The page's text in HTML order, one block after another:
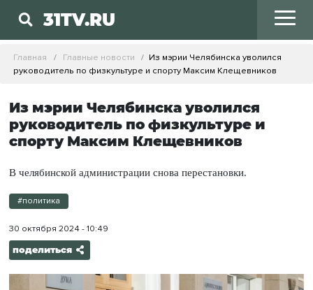
31TV.RU
Главная Главные новости
Из мэрии Челябинска уволился
руководитель по физкультуре и спорту Максим Клещевников
Из мэрии Челябинска уволился
руководитель по физкультуре и
спорту Максим Клещевников
В челябинской администрации снова перестановки.
#политика
30 октября 2024 - 10:49
поделиться